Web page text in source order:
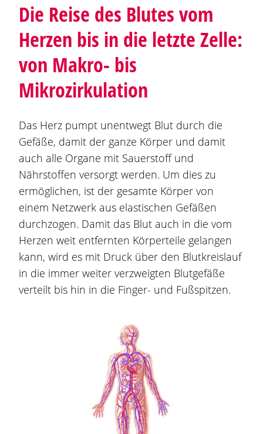
Die Reise des Blutes vom
Herzen bis in die letzte Zelle:
von Makro- bis
Mikrozirkulation
Das Herz pumpt unentwegt Blut durch die
Gefäße, damit der ganze Körper und damit
auch alle Organe mit Sauerstoff und
Nährstoffen versorgt werden. Um dies zu
ermöglichen, ist der gesamte Körper von
einem Netzwerk aus elastischen Gefäßen
durchzogen. Damit das Blut auch in die vom
Herzen weit entfernten Körperteile gelangen
kann, wird es mit Druck über den Blutkreislauf
in die immer weiter verzweigten Blutgefäße
verteilt bis hin in die Finger- und Fußspitzen.